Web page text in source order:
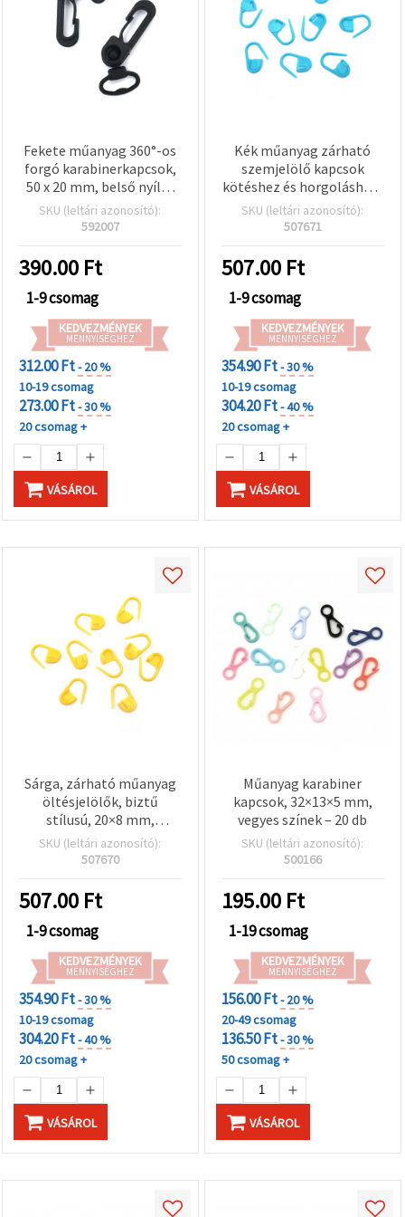
Fekete műanyag 360°-os
forgó karabinerkapcsok,
50 x 20 mm, belső nyílás
16 x 5 mm – DIY kézműves
és hobbi projektekhez,
nyakpántokhoz – 10 db-
os csomag
SKU (leltári azonosító):
592007
390.00 Ft
1-9 csomag
KEDVEZMÉNYEK
MENNYISÉGHEZ
312.00 Ft- 20 %
10-19 csomag
273.00 Ft- 30 %
20 csomag +
VÁSÁROL
Kék műanyag zárható
szemjelölő kapcsok
kötéshez és horgoláshoz,
U-alakú, 20x8 mm - 50 db
SKU (leltári azonosító):
507671
507.00 Ft
1-9 csomag
KEDVEZMÉNYEK
MENNYISÉGHEZ
354.90 Ft- 30 %
10-19 csomag
304.20 Ft- 40 %
20 csomag +
VÁSÁROL
Sárga, zárható műanyag
öltésjelölők, biztű
stílusú, 20×8 mm,
kötéshez és horgoláshoz
– 50 db
SKU (leltári azonosító):
507670
507.00 Ft
1-9 csomag
KEDVEZMÉNYEK
MENNYISÉGHEZ
354.90 Ft- 30 %
10-19 csomag
304.20 Ft- 40 %
20 csomag +
VÁSÁROL
Műanyag karabiner
kapcsok, 32×13×5 mm,
vegyes színek – 20 db
SKU (leltári azonosító):
500166
195.00 Ft
1-19 csomag
KEDVEZMÉNYEK
MENNYISÉGHEZ
156.00 Ft- 20 %
20-49 csomag
136.50 Ft- 30 %
50 csomag +
VÁSÁROL